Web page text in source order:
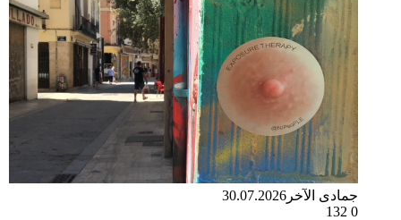
جمادى الآخر 30.07.2026
0